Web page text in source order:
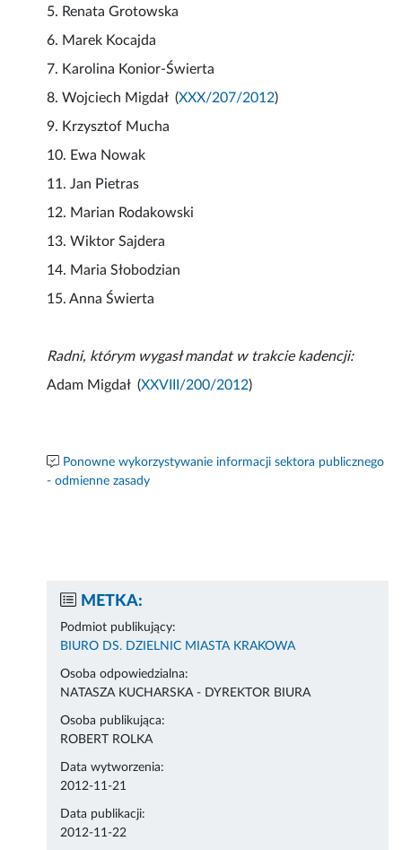
5. Renata Grotowska
6. Marek Kocajda
7. Karolina Konior-Świerta
8. Wojciech Migdał (XXX/207/2012)
9. Krzysztof Mucha
10. Ewa Nowak
11. Jan Pietras
12. Marian Rodakowski
13. Wiktor Sajdera
14. Maria Słobodzian
15. Anna Świerta
Radni, którym wygasł mandat w trakcie kadencji:
Adam Migdał (XXVIII/200/2012)
Ponowne wykorzystywanie informacji sektora publicznego
- odmienne zasady
METKA:
Podmiot publikujący:
BIURO DS. DZIELNIC MIASTA KRAKOWA
Osoba odpowiedzialna:
NATASZA KUCHARSKA - DYREKTOR BIURA
Osoba publikująca:
ROBERT ROLKA
Data wytworzenia:
2012-11-21
Data publikacji:
2012-11-22